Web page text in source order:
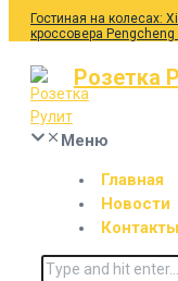
Гостиная на колесах:
кроссовера Pengcheng
Розетка
Меню
Главная
Новости
Контакты
Искать: